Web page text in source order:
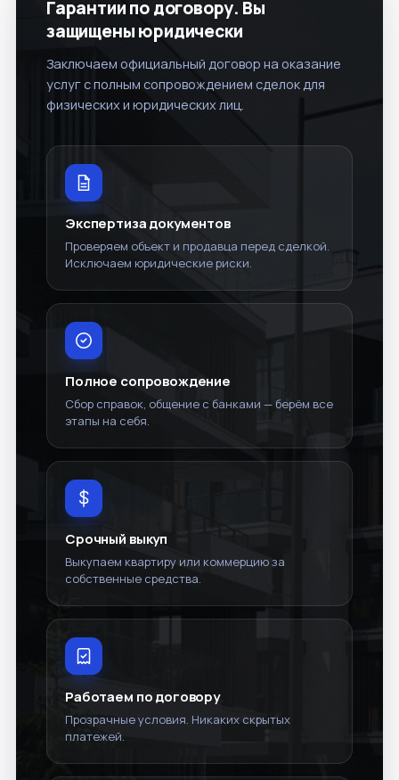
Гарантии по договору. Вы
защищены юридически
Заключаем официальный договор на оказание
услуг с полным сопровождением сделок для
физических и юридических лиц.
Экспертиза документов
Проверяем объект и продавца перед сделкой.
Исключаем юридические риски.
Полное сопровождение
Сбор справок, общение с банками — берём все
этапы на себя.
Срочный выкуп
Выкупаем квартиру или коммерцию за
собственные средства.
Работаем по договору
Прозрачные условия. Никаких скрытых
платежей.